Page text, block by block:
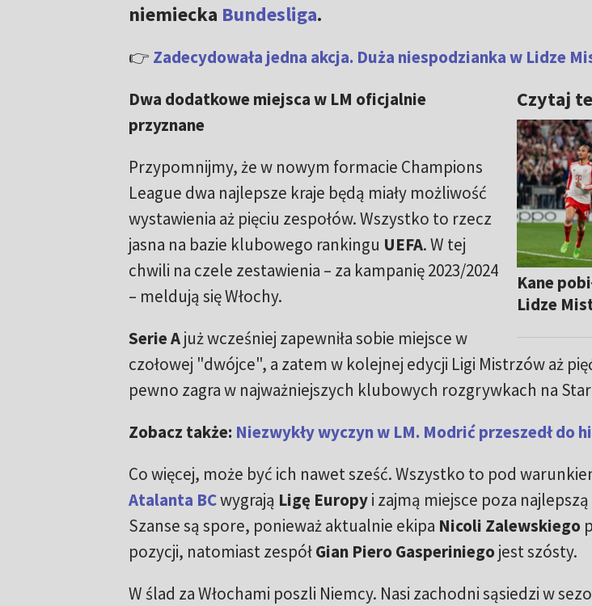
niemiecka Bundesliga.
👉 Zadecydowała jedna akcja. Duża niespodzianka w Lidze
Czytaj
Kane
Lidze
Dwa dodatkowe miejsca w LM oficjalnie
przyznane
Przypomnijmy, że w nowym formacie Champions
League dwa najlepsze kraje będą miały możliwość
wystawienia aż pięciu zespołów. Wszystko to rzecz
jasna na bazie klubowego rankingu UEFA. W tej
chwili na czele zestawienia – za kampanię 2023/2024
– meldują się Włochy.
Serie Ajuż wcześniej zapewniła sobie miejsce w
czołowej "dwójce", a zatem w kolejnej edycji Ligi Mistrzów aż
pewno zagra w najważniejszych klubowych rozgrywkach na
Zobacz także: Niezwykły wyczyn w LM. Modrić przeszedł do
Co więcej, może być ich nawet sześć. Wszystko to pod
Atalanta BCwygrają Ligę Europyi zajmą miejsce poza
Szanse są spore, ponieważ aktualnie ekipa Nicoli Zalewskiego
pozycji, natomiast zespółGian Piero Gasperiniego jest szósty.
W ślad za Włochami poszli Niemcy. Nasi zachodni sąsiedzi w